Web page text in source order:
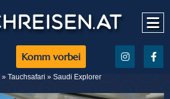
Komm vorbei
» Tauchsafari » Saudi Explorer